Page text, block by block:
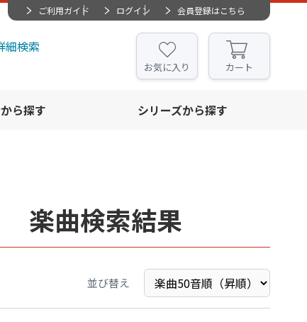
ご利用ガイド ログイン 会員登録はこちら
細検索
お気に入り カート
ら探す シリーズから探す
楽曲検索結果
並び替え